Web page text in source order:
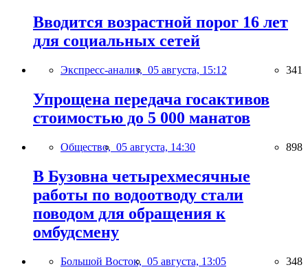
Вводится возрастной порог 16 лет
для социальных сетей
Экспресс-анализ, 05 августа, 15:12 341
Упрощена передача госактивов
стоимостью до 5 000 манатов
Общество, 05 августа, 14:30 898
В Бузовна четырехмесячные
работы по водоотводу стали
поводом для обращения к
омбудсмену
Большой Восток, 05 августа, 13:05 348